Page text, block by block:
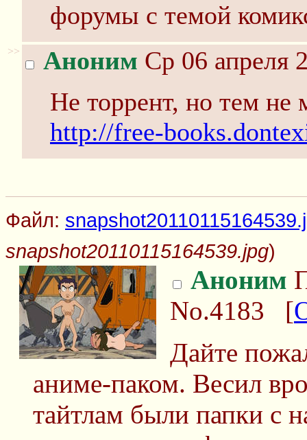
форумы с темой
>> Аноним Ср 06 апреля
Не торрент, но тем не
http://free-
Файл:
snapshot20110115164539.jpg)
Аноним
No.4183 [
Дайте
аниме-паком. Весил
тайтлам были папки с